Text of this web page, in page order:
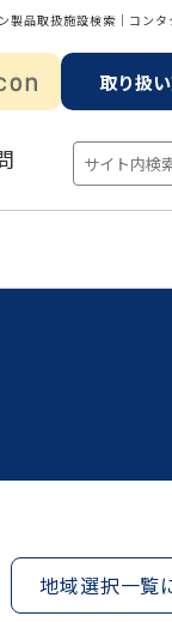
製品取扱施設検索│コンタ
取り扱
地域選択一覧